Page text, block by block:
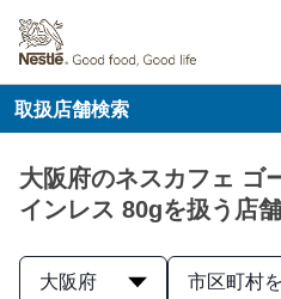
取扱店舗検索
大阪府のネスカフェ ゴ
インレス 80gを扱う店
大阪府 市区町村